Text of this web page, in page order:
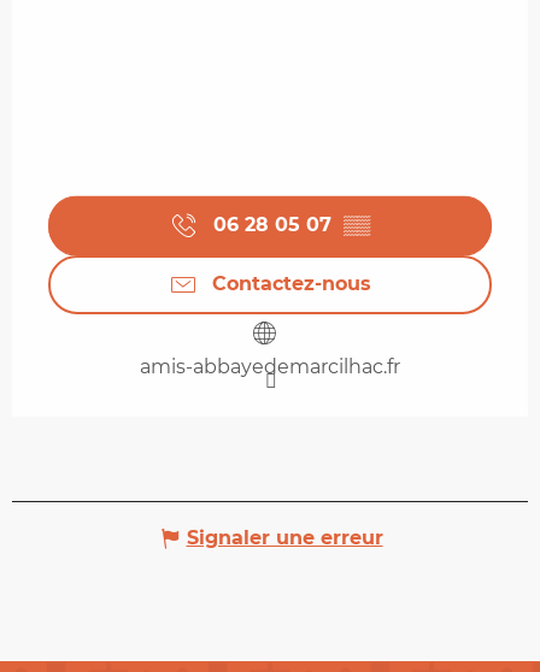
06 28 05 07 ▒▒
Contactez-nous
amis-abbayedemarcilhac.fr
Signaler une erreur